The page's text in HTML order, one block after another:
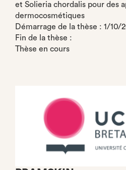
et Solieria chordalis pour des
dermocosmétiques
Démarrage de la thèse : 1/10/
Fin de la thèse :
Thèse en cours